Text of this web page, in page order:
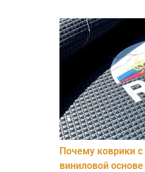
Почему коврики с
виниловой